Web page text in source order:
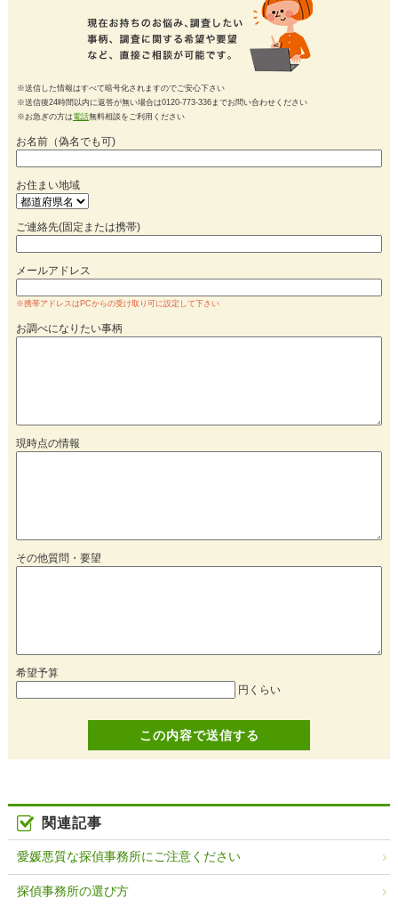
※送信した情報はすべて暗号化されますのでご安心下さい
※送信後24時間以内に返答が無い場合は0120-773-336までお問い合わせください
※お急ぎの方は 電話無料相談をご利用ください
お名前（偽名でも可)
お住まい地域
ご連絡先(固定または携帯)
メールアドレス
※携帯アドレスはPCからの受け取り可に設定して下さい
お調べになりたい事柄
現時点の情報
その他質問・要望
希望予算
円くらい
関連記事
愛媛悪質な探偵事務所にご注意ください
探偵事務所の選び方